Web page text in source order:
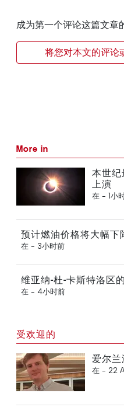
成为第一个评论这篇文章
将您对本文的评论
More in
本世纪
上演
在 - 1小
预计燃油价格将大幅下
在 - 3小时前
维亚纳-杜-卡斯特洛区
在 - 4小时前
受欢迎的
爱尔兰
在 - 22